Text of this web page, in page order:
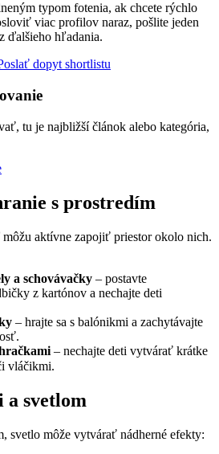
typom fotenia, ak chcete rýchlo
viac profilov naraz, pošlite jeden
ďalšieho hľadania.
dopyt shortlistu
tu je najbližší článok alebo kategória,
s prostredím
aktívne zapojiť priestor okolo nich.
a schovávačky – postavte
z kartónov a nechajte deti
– hrajte sa s balónikmi a zachytávajte
– nechajte deti vytvárať krátke
vláčikmi.
a svetlom
svetlo môže vytvárať nádherné efekty: